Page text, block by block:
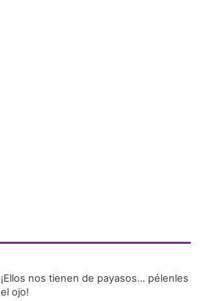
¡Ellos nos tienen de payasos… pélenles
el ojo!